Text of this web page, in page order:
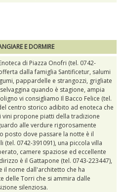
E DORMIRE
di Piazza Onofri (tel. 0742-
dalla famiglia Santificetur, salumi
pappardelle e strangozzi, grigliate
quando è stagione, ampia
vi consigliamo Il Bacco Felice (tel.
centro storico adibito ad enoteca che
vini propone piatti della tradizione
alle verdure rigorosamente
posto dove passare la notte è il
(tel. 0742-391091), una piccola villa
camere spaziose ed eccellente
è il Gattapone (tel. 0743-223447),
il nome dall'architetto che ha
delle Torri che si ammira dalle
silenziosa.